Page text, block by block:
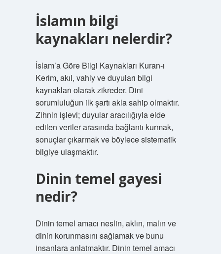
İslamın bilgi
kaynakları nelerdir?
İslam’a Göre Bilgi Kaynakları Kuran-ı
Kerim, akıl, vahiy ve duyuları bilgi
kaynakları olarak zikreder. Dini
sorumluluğun ilk şartı akla sahip olmaktır.
Zihnin işlevi; duyular aracılığıyla elde
edilen veriler arasında bağlantı kurmak,
sonuçlar çıkarmak ve böylece sistematik
bilgiye ulaşmaktır.
Dinin temel gayesi
nedir?
Dinin temel amacı neslin, aklın, malın ve
dinin korunmasını sağlamak ve bunu
insanlara anlatmaktır. Dinin temel amacı